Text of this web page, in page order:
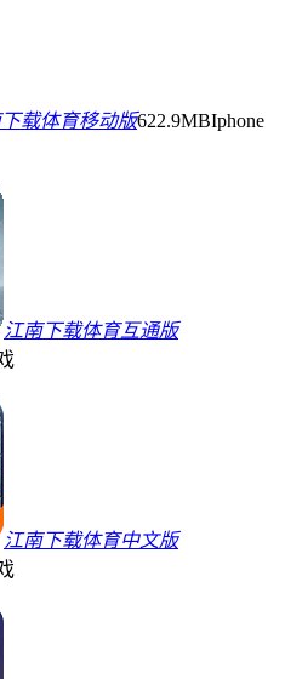
载体育移动版622.9MBIphone
江南下载体育互通版
江南下载体育中文版